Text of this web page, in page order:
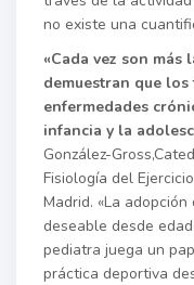
no existe una
«Cada vez son más
demuestran que
enfermedades
infancia y la
González-
Fisiología del
Madrid. «La
deseable desde
pediatra juega un
práctica deportiva